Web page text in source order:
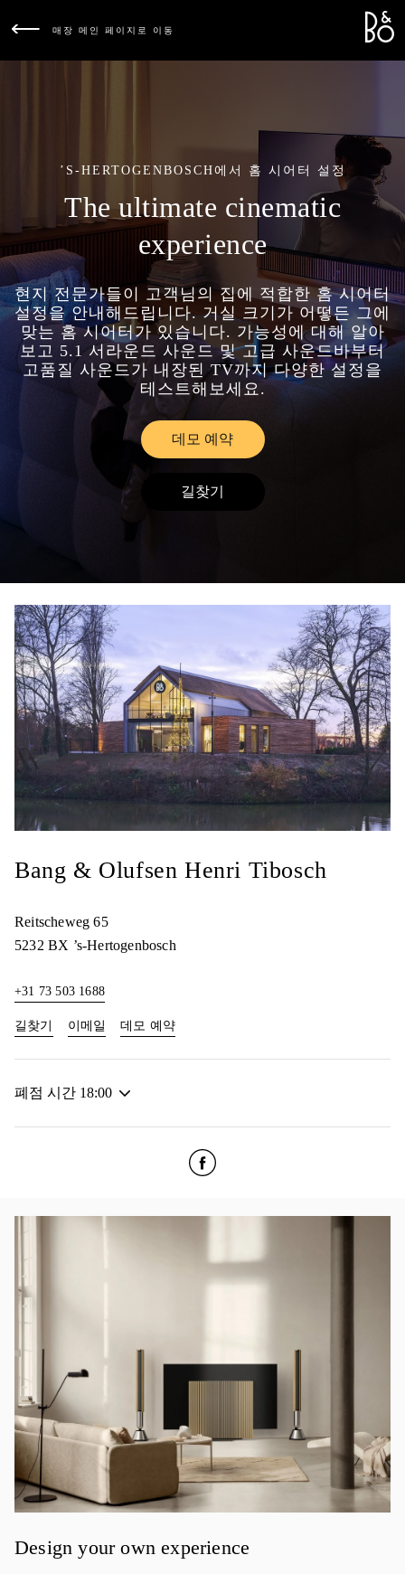
매장 메인 페이지로 이동
’S-HERTOGENBOSCH에서 홈 시어터 설정
The ultimate cinematic
experience
현지 전문가들이 고객님의 집에 적합한 홈 시어터
설정을 안내해드립니다. 거실 크기가 어떻든 그에
맞는 홈 시어터가 있습니다. 가능성에 대해 알아
보고 5.1 서라운드 사운드 및 고급 사운드바부터
고품질 사운드가 내장된 TV까지 다양한 설정을
테스트해보세요.
데모 예약Link Opens in New Tab
길찾기Link Opens in New Tab
Bang & Olufsen Henri Tibosch
Reitscheweg 65
5232 BX ’s-Hertogenbosch
+31 73 503 1688
길찾기 Link Opens in New Tab
이메일 데모 예약Link Opens in New Tab
폐점 시간 18:00
Click to open Facebook
Link Opens in New Tab
Design your own experience